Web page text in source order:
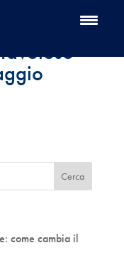
come cambia il